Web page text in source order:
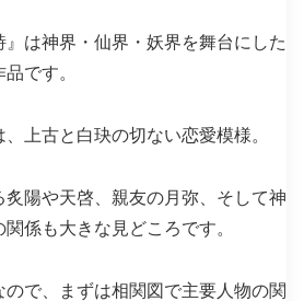
』は神界・仙界・妖界を舞台にした
です。
上古と白玦の切ない恋愛模様。
炙陽や天啓、親友の月弥、そして神
係も大きな見どころです。
で、まずは相関図で主要人物の関